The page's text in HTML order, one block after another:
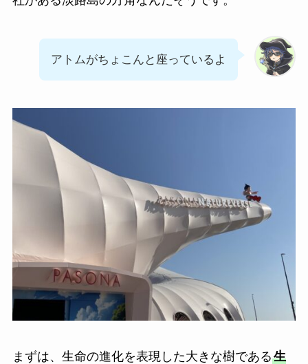
アトムがちょこんと座っているよ
まずは、生命の進化を表現した大きな樹である生